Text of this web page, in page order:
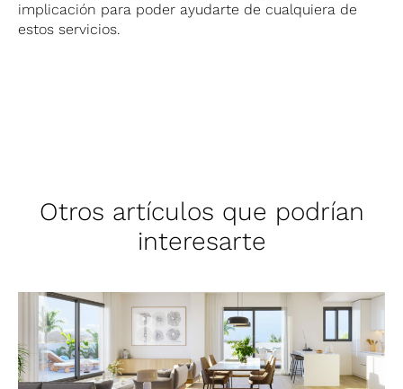
implicación para poder ayudarte de cualquiera de
estos servicios.
Otros artículos que podrían
interesarte